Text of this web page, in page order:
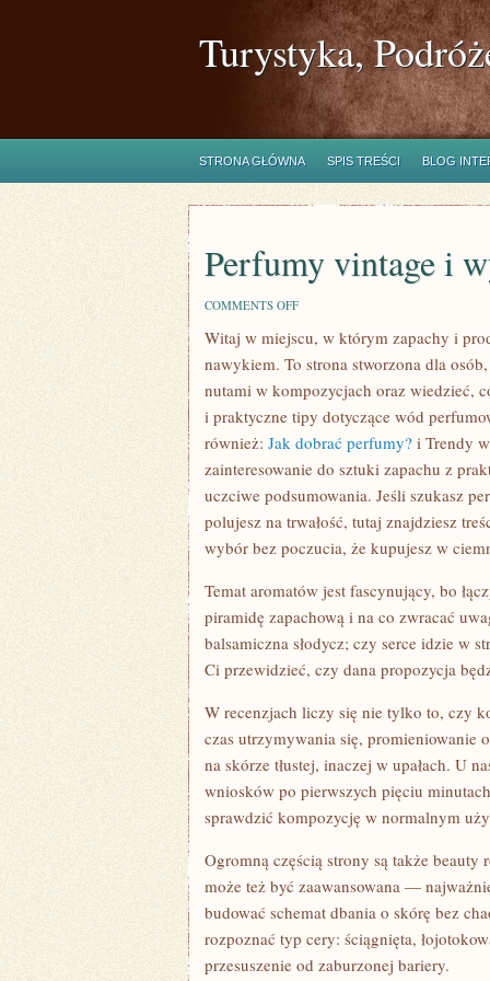
Turystyka,
STRONA GŁÓWNA SPIS TREŚCI BLOG
Perfumy vintage i
COMMENTS OFFON
VINTAGE
WYCOFANE
Z
PRODUKCJI
Witaj w miejscu, w którym zapachy i
nawykiem. To strona stworzona dla
nutami w kompozycjach oraz wiedzieć,
i praktyczne tipy dotyczące wód
również: Jak dobrać perfumy? i Trendy
zainteresowanie do sztuki zapachu z
uczciwe podsumowania. Jeśli szukasz
polujesz na trwałość, tutaj znajdziesz
wybór bez poczucia, że kupujesz w
Temat aromatów jest fascynujący, bo
piramidę zapachową i na co zwracać
balsamiczna słodycz; czy serce idzie w
Ci przewidzieć, czy dana propozycja
W recenzjach liczy się nie tylko to, czy
czas utrzymywania się, promieniowanie
na skórze tłustej, inaczej w upałach. U
wniosków po pierwszych pięciu
sprawdzić kompozycję w normalnym
Ogromną częścią strony są także
może też być zaawansowana —
budować schemat dbania o skórę bez
rozpoznać typ cery: ściągnięta,
przesuszenie od zaburzonej bariery.